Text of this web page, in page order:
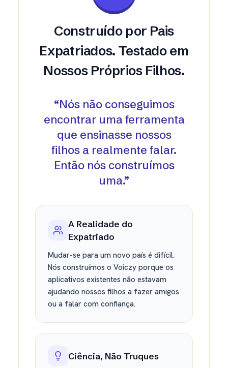
Construído por Pais
Expatriados. Testado em
Nossos Próprios Filhos.
“Nós não conseguimos
encontrar uma ferramenta
que ensinasse nossos
filhos a realmente falar.
Então nós construímos
uma.”
A Realidade do
Expatriado
Mudar-se para um novo país é difícil.
Nós construímos o Voiczy porque os
aplicativos existentes não estavam
ajudando nossos filhos a fazer amigos
ou a falar com confiança.
Ciência, Não Truques